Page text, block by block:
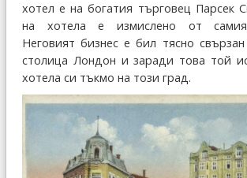
хотел е на богатия търговец Парсек
на хотела е измислено от
Неговият бизнес е бил тясно
столица Лондон и заради това той
хотела си тъкмо на този град.